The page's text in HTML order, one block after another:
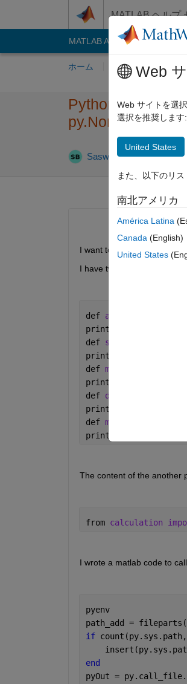
MATLAB ヘルプ
MATLAB Answers File
ホーム 質問する 回答
Python function
py.NoneType is
Saswati 2024 6 月 13
I want to call a python
I have two Python files.
def addNumbers(a, b):
print(
def
print(
def
print(
def divideNumbers(a,
print(
def
print(
The content of the another
from calculation
I wrote a matlab code to call
pyenv
path_add =
if
end
pyOut =
Web
Web サイトを選
選択を推奨します:
United States
また、以下のリ
南北アメリカ
América Latina
Canada (English)
United States